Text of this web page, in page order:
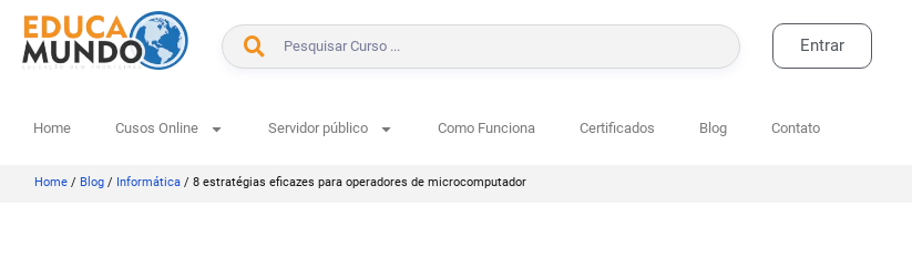
BUSCAR Entrar
Home Cusos Online Servidor público Como Funciona Certificados Blog Contato
Home / Blog / Informática / 8 estratégias eficazes para operadores de microcomputador